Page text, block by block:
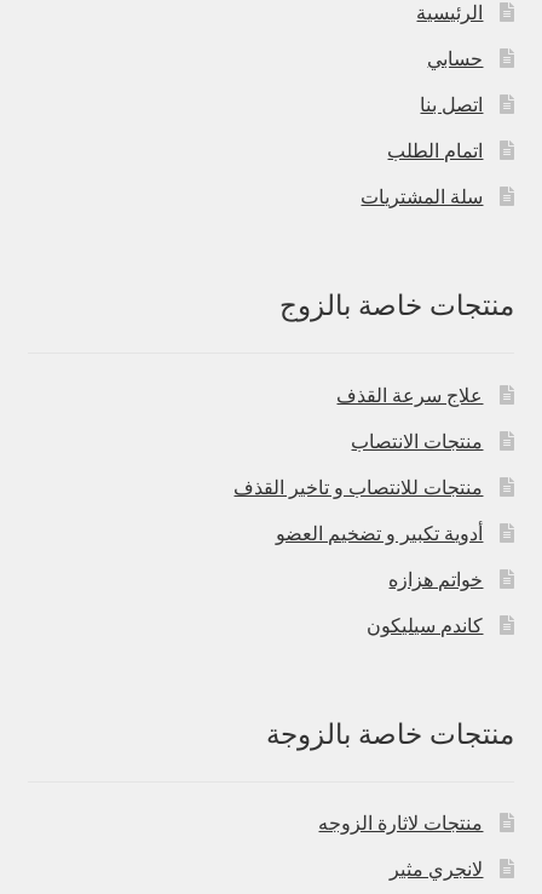
الرئيسية
حسابي
اتصل بنا
اتمام الطلب
سلة المشتريات
منتجات خاصة بالزوج
علاج سرعة القذف
منتجات الانتصاب
منتجات للانتصاب و تاخير القذف
أدوية تكبير و تضخيم العضو
خواتم هزازه
كاندم سيليكون
منتجات خاصة بالزوجة
منتجات لاثارة الزوجه
لانجري مثير